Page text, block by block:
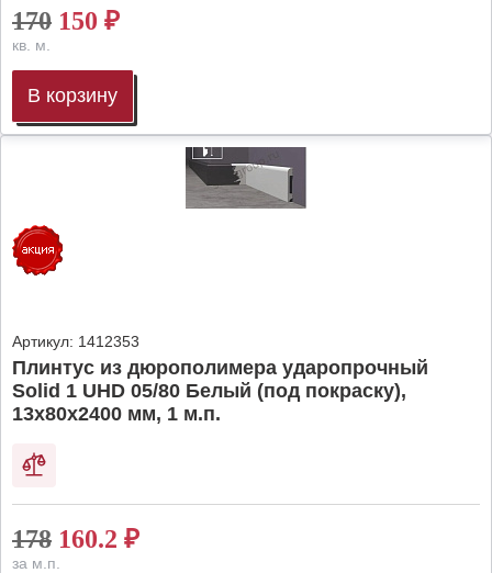
170 150 ₽
кв. м.
В корзину
Артикул: 1412353
Плинтус из дюрополимера ударопрочный
Solid 1 UHD 05/80 Белый (под покраску),
13х80х2400 мм, 1 м.п.
178 160.2 ₽
за м.п.